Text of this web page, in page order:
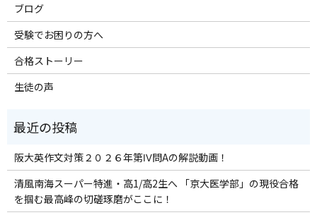
ブログ
受験でお困りの方へ
合格ストーリー
生徒の声
阪大英作文対策２０２６年第Ⅳ問Aの解説動画！
清風南海スーパー特進・高1/高2生へ 「京大医学部」の現役合格
を掴む最高峰の切磋琢磨がここに！